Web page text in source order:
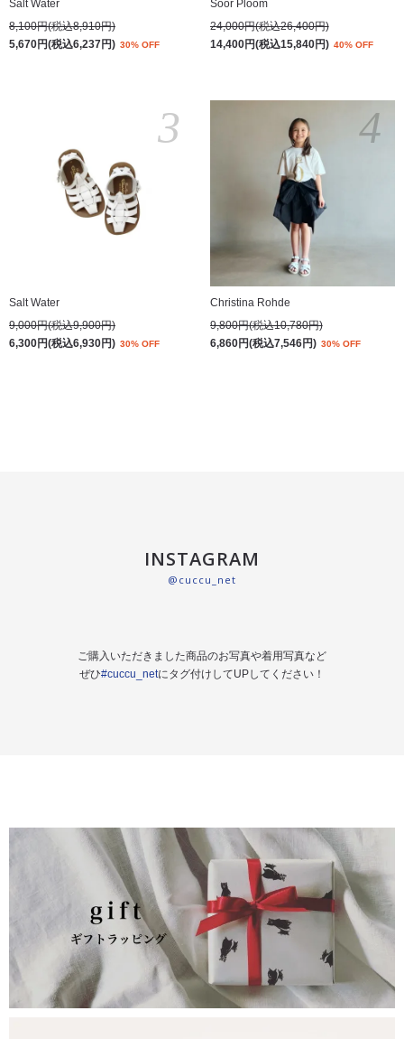
Salt Water
8,100円(税込8,910円)
5,670円(税込6,237円) 30% OFF
Soor Ploom
24,000円(税込26,400円)
14,400円(税込15,840円) 40% OFF
Salt Water
9,000円(税込9,900円)
6,300円(税込6,930円) 30% OFF
3
Christina Rohde
9,800円(税込10,780円)
6,860円(税込7,546円) 30% OFF
4
INSTAGRAM
@cuccu_net
ご購入いただきました商品のお写真や着用写真など
ぜひ#cuccu_netにタグ付けしてUPしてください！